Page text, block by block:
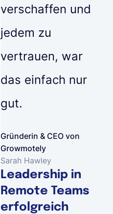
verschaffen und
jedem zu
vertrauen, war
das einfach nur
gut.
Gründerin & CEO von
Growmotely
Sarah Hawley
Leadership in
Remote Teams
erfolgreich